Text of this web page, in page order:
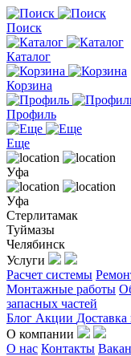
Поиск
Каталог
Корзина
Профиль
Еще
Уфа
Уфа
Стерлитамак
Туймазы
Челябинск
Услуги
Расчет системы
Монтажные работы
запасных частей
Блог Акции Доставка
О компании
О нас Контакты